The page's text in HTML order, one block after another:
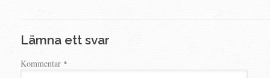
Lämna ett svar
Kommentar *